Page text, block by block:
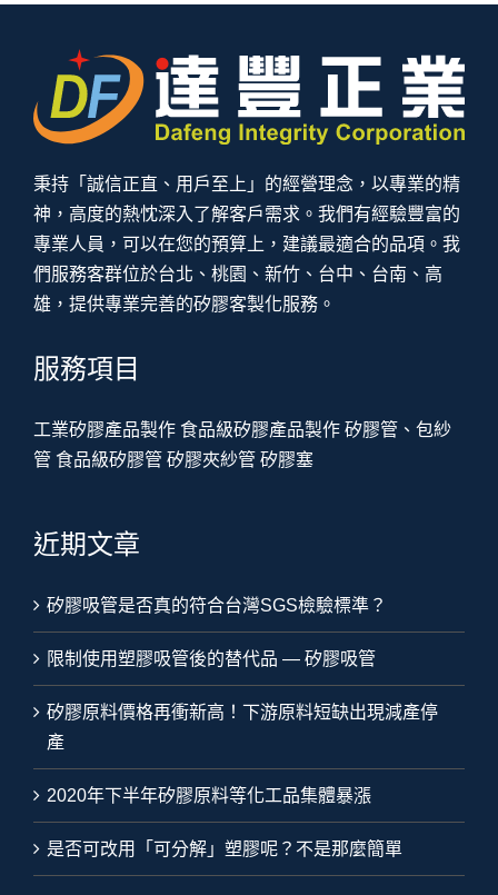
秉持「誠信正直、用戶至上」的經營理念，以專業的精
神，高度的熱忱深入了解客戶需求。我們有經驗豐富的
專業人員，可以在您的預算上，建議最適合的品項。我
們服務客群位於台北、桃園、新竹、台中、台南、高
雄，提供專業完善的矽膠客製化服務。
服務項目
工業矽膠產品製作 食品級矽膠產品製作 矽膠管、包紗
管 食品級矽膠管 矽膠夾紗管 矽膠塞
近期文章
矽膠吸管是否真的符合台灣SGS檢驗標準？
限制使用塑膠吸管後的替代品 — 矽膠吸管
矽膠原料價格再衝新高！下游原料短缺出現減產停
產
2020年下半年矽膠原料等化工品集體暴漲
是否可改用「可分解」塑膠呢？不是那麼簡單